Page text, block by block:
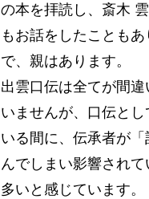
の本を拝読し、斎木
もお話をしたことも
で、親はあります。
出雲口伝は全てが間
いませんが、口伝とし
いる間に、伝承者が
んでしまい影響され
多いと感じています。